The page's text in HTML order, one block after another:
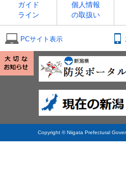
ガイド
ライン
個人情報
の取扱い
PCサイト表示
Copyright © Niigata Prefectural